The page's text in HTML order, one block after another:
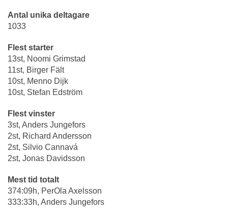
Antal unika deltagare
1033
Flest starter
13st, Noomi Grimstad
11st, Birger Fält
10st, Menno Dijk
10st, Stefan Edström
Flest vinster
3st, Anders Jungefors
2st, Richard Andersson
2st, Silvio Cannavá
2st, Jonas Davidsson
Mest tid totalt
374:09h, PerOla Axelsson
333:33h, Anders Jungefors